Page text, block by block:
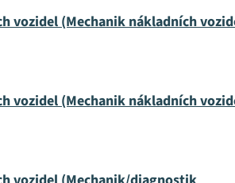
vozidel (Mechanik nákladních
vozidel (Mechanik nákladních